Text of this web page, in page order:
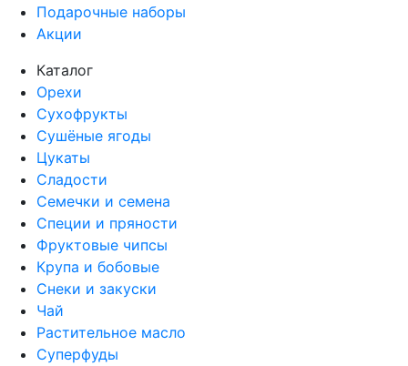
Подарочные наборы
Акции
Каталог
Орехи
Сухофрукты
Сушёные ягоды
Цукаты
Сладости
Семечки и семена
Специи и пряности
Фруктовые чипсы
Крупа и бобовые
Снеки и закуски
Чай
Растительное масло
Суперфуды